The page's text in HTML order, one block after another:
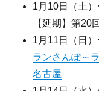
1月10日（土）
【延期】第20
1月11日（日）
ランさんぽ～
名古屋